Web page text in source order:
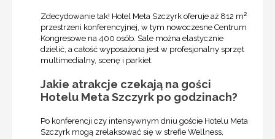
Zdecydowanie tak! Hotel Meta Szczyrk oferuje aż 812 m²
przestrzeni konferencyjnej, w tym nowoczesne Centrum
Kongresowe na 400 osób. Sale można elastycznie
dzielić, a całość wyposażona jest w profesjonalny sprzęt
multimedialny, scenę i parkiet.
Jakie atrakcje czekają na gości
Hotelu Meta Szczyrk po godzinach?
Po konferencji czy intensywnym dniu goście Hotelu Meta
Szczyrk mogą zrelaksować się w strefie Wellness,